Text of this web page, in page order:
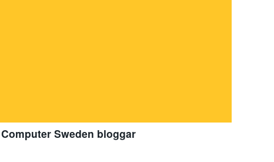
Computer Sweden bloggar